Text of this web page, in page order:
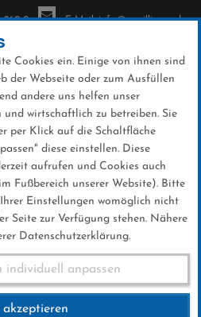
960-0 E-Mail: info@sc-willingen.de
Ski-Club
Ski-Club
Cookies ein. Einige von ihnen sind
der Webseite oder zum Ausfüllen
andere uns helfen unser
und wirtschaftlich zu betreiben. Sie
per Klick auf die Schaltfläche
diese einstellen. Diese
aufrufen und Cookies auch
Fußbereich unserer Website). Bitte
Einstellungen womöglich nicht
Seite zur Verfügung stehen. Nähere
Datenschutzerklärung.
individuell anpassen